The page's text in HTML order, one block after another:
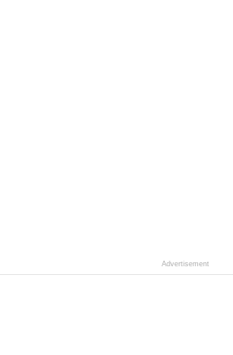
Advertisement